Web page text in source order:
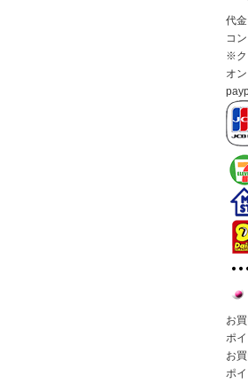
代
コ
※ク
オ
お
ポ
お
ポ